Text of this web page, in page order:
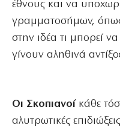
έθνους και να
γραμματοσήμων,
στην ιδέα τι μπορεί
γίνουν αληθινά
Οι Σκοπιανοίκάθε
αλυτρωτικές